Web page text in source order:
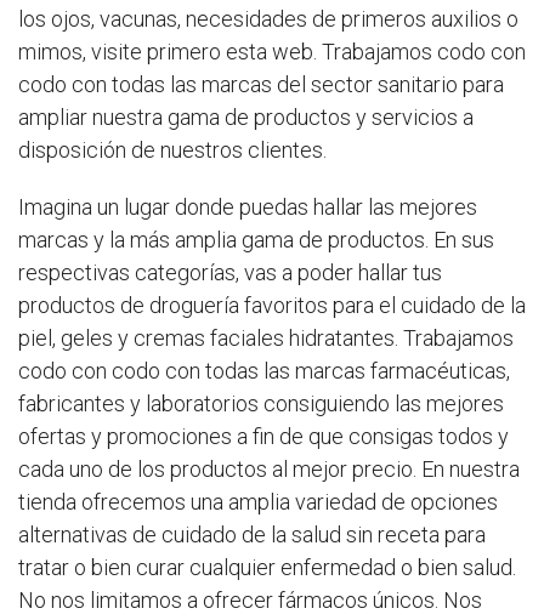
los ojos, vacunas, necesidades de primeros auxilios o
mimos, visite primero esta web. Trabajamos codo con
codo con todas las marcas del sector sanitario para
ampliar nuestra gama de productos y servicios a
disposición de nuestros clientes.
Imagina un lugar donde puedas hallar las mejores
marcas y la más amplia gama de productos. En sus
respectivas categorías, vas a poder hallar tus
productos de droguería favoritos para el cuidado de la
piel, geles y cremas faciales hidratantes. Trabajamos
codo con codo con todas las marcas farmacéuticas,
fabricantes y laboratorios consiguiendo las mejores
ofertas y promociones a fin de que consigas todos y
cada uno de los productos al mejor precio. En nuestra
tienda ofrecemos una amplia variedad de opciones
alternativas de cuidado de la salud sin receta para
tratar o bien curar cualquier enfermedad o bien salud.
No nos limitamos a ofrecer fármacos únicos. Nos